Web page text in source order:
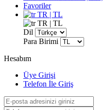
Favoriler
TR | TL
TR | TL
Dil
Para Birimi
Hesabım
Üye Girişi
Telefon İle Giriş